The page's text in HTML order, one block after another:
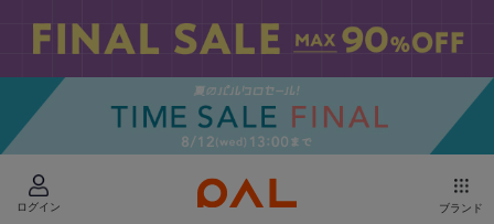
ログイン ブランド